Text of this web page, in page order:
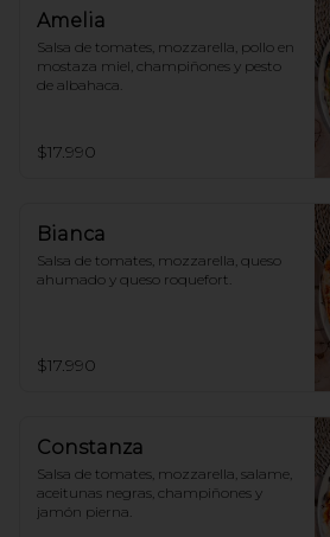
Amelia
Salsa de tomates, mozzarella, pollo en
mostaza miel, champiñones y pesto
de albahaca.
$17.990
Bianca
Salsa de tomates, mozzarella, queso
ahumado y queso roquefort.
$17.990
Constanza
Salsa de tomates, mozzarella, salame,
aceitunas negras, champiñones y
jamón pierna.